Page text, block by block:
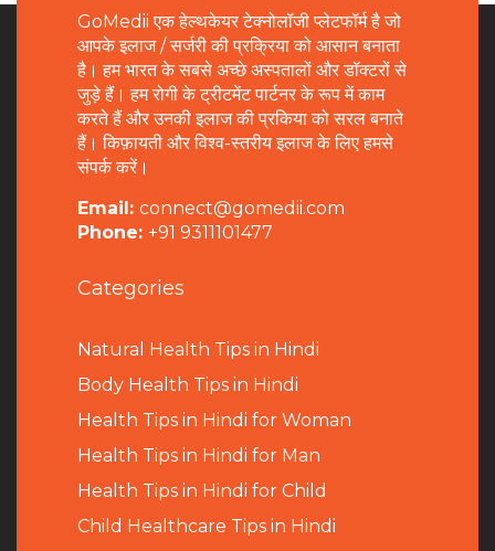
GoMedii एक हेल्थकेयर टेक्नोलॉजी प्लेटफॉर्म है जो
आपके इलाज / सर्जरी की प्रक्रिया को आसान बनाता
है। हम भारत के सबसे अच्छे अस्पतालों और डॉक्टरों से
जुड़े हैं। हम रोगी के ट्रीटमेंट पार्टनर के रूप में काम
करते हैं और उनकी इलाज की प्रकिया को सरल बनाते
हैं। किफ़ायती और विश्व-स्तरीय इलाज के लिए हमसे
संपर्क करें।
Email: connect@gomedii.com
Phone: +91 9311101477
Categories
Natural Health Tips in Hindi
Body Health Tips in Hindi
Health Tips in Hindi for Woman
Health Tips in Hindi for Man
Health Tips in Hindi for Child
Child Healthcare Tips in Hindi